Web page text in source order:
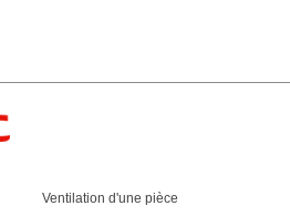
Ventilation d'une pièce